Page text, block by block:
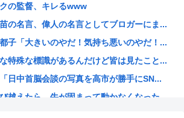
者「みいちゃん母は障害者なので自分が...
すんなよ」→あのオーナー夫婦、不起訴ｗ...
た渡辺淳一の問題作を実娘が映画化 ...
権を得る
は生活保護法の対象にならない」
の監督、キレるwww
の名言、偉人の名言としてブロガーにま...
子「大きいのやだ！気持ち悪いのやだ！...
特殊な標識があるんだけど皆は見たこと...
日中首脳会談の写真を高市が勝手にSN...
越えたら、牛が固まって動かなくなった...